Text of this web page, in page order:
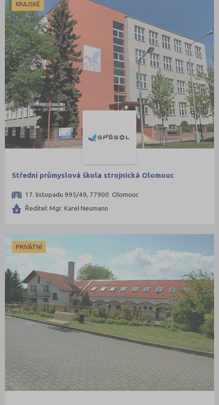
KRAJSKÉ
Střední průmyslová škola strojnická Olomouc
17. listopadu 995/49, 77900 Olomouc
Ředitel: Mgr. Karel Neumann
PRIVÁTNÍ